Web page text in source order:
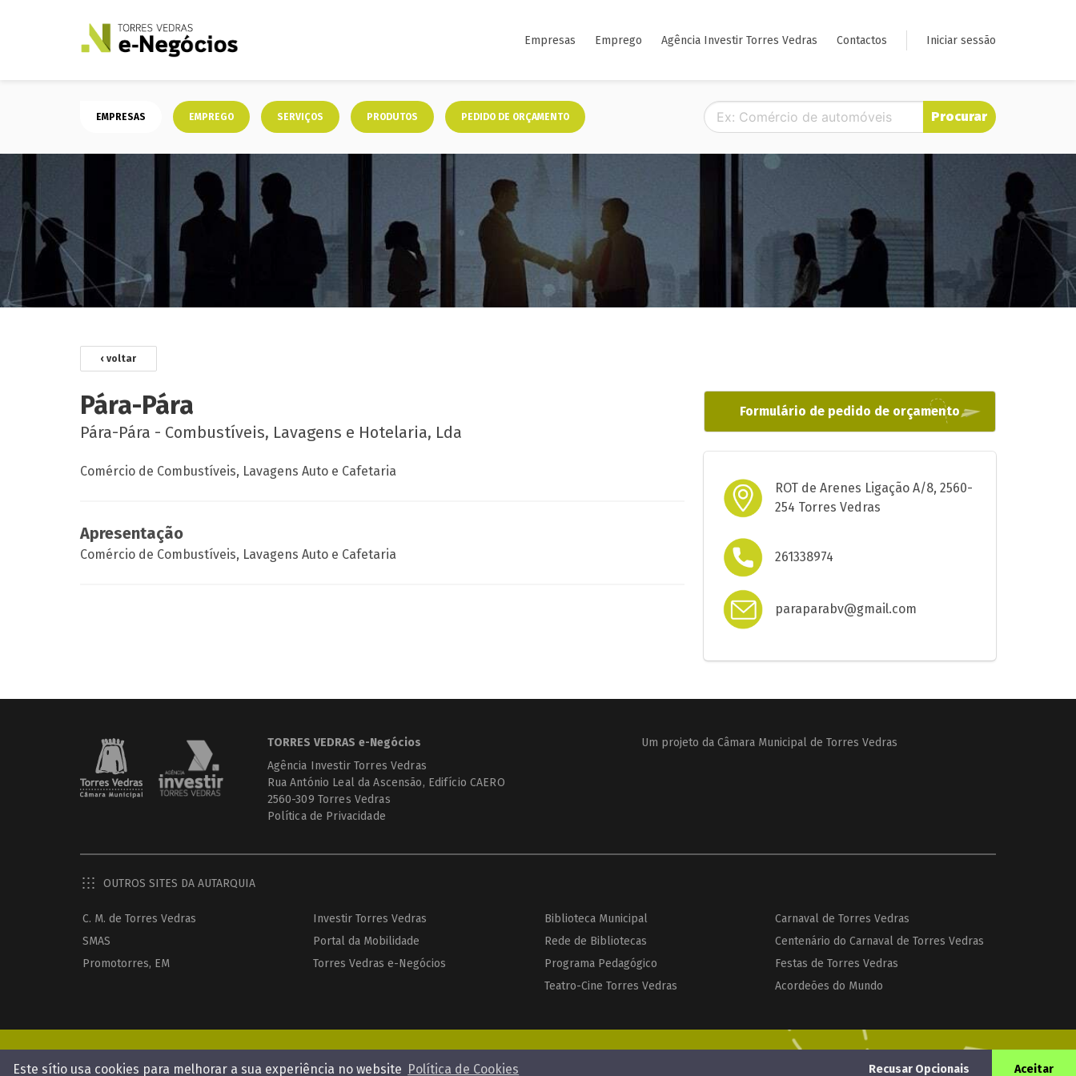
Este sítio usa cookies para melhorar a sua experiência no website Política de Cookies Recusar Opcionais Aceitar
Empresas Emprego Agência Investir Torres Vedras Contactos Iniciar sessão
EMPRESAS EMPREGO SERVIÇOS PRODUTOS PEDIDO DE ORÇAMENTO Procurar
‹ voltar
Pára-Pára
Pára-Pára - Combustíveis, Lavagens e Hotelaria, Lda
Comércio de Combustíveis, Lavagens Auto e Cafetaria
Apresentação
Comércio de Combustíveis, Lavagens Auto e Cafetaria
Formulário de pedido de orçamento
ROT de Arenes Ligação A/8, 2560-
254 Torres Vedras
261338974
paraparabv@gmail.com
Enviar pedido de orçamento
TORRES VEDRAS e-Negócios
Agência Investir Torres Vedras
Rua António Leal da Ascensão, Edifício CAERO
2560-309 Torres Vedras
Política de Privacidade
Um projeto da Câmara Municipal de Torres Vedras
OUTROS SITES DA AUTARQUIA
C. M. de Torres Vedras
SMAS
Promotorres, EM
Investir Torres Vedras
Portal da Mobilidade
Torres Vedras e-Negócios
Biblioteca Municipal
Rede de Bibliotecas
Programa Pedagógico
Teatro-Cine Torres Vedras
Carnaval de Torres Vedras
Centenário do Carnaval de Torres Vedras
Festas de Torres Vedras
Acordeões do Mundo